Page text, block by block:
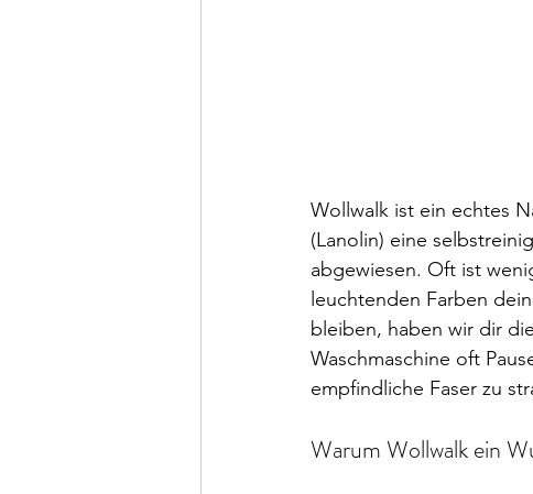
Wollwalk ist ein echtes
(Lanolin) eine
abgewiesen. Oft ist
leuchtenden Farben
bleiben, haben wir dir
Waschmaschine oft
empfindliche Faser zu
Warum Wollwalk ein